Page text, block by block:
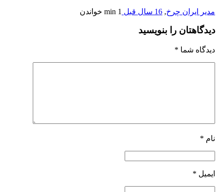
مدیر ایران چرخ, 16 سال قبل 1 min خواندن
دیدگاهتان را بنویسید
دیدگاه شما *
نام *
ایمیل *